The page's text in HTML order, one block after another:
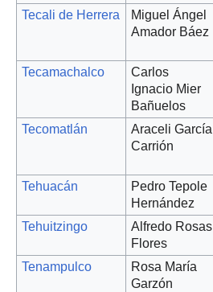
Tecali de Herrera
Miguel Ángel
Amador Báez
Tecamachalco
Carlos
Ignacio Mier
Bañuelos
Tecomatlán
Araceli García
Carrión
Tehuacán
Pedro Tepole
Hernández
Tehuitzingo
Alfredo Rosas
Flores
Tenampulco
Rosa María
Garzón